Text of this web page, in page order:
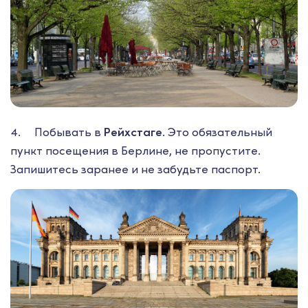
4. Побывать в Рейхстаге. Это обязательный
пункт посещения в Берлине, не пропустите.
Запишитесь заранее и не забудьте паспорт.